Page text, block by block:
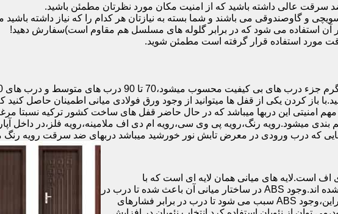
سرقت عالی داشته باشید که از امنیت مکان مورد نظرتان مطمئن باشید.
می باشند و شما بسته به نیازتان هر کدام را که نیاز داشته باشید
استفاده می شود که در برابر گلوله های مسلسل هم مقاوم است)سفارش دهید!
مورد استفاده قرار گرفته است مطمئن شوید.
باز کردن یکی از قفل ها میتوانید از وجود ورق فولادی میانی اطمینان حاصل کنید
امنیتی این دربها میباشد که در حال حاضر قفل های ساخت کشور ترکیه
های موجود در بازار در حالت کلی به 4 دسته تقسیم بندی میشود.رویه رنگ،رویه پی وی سی،رویه ام دی اف
که درب ورودی در معرض تابش نور خورشید میباشد دربهای ضد سرقت رویه رنگ
است.لایه های میانی همان لایه ای است که با
ABS،پوشانده می شود.لایه های انتهایی نیز از رویه ی پلاستیکی تشکیل شده اند.وجود ABS در ساختار میانی آن باعث شده تا درب در
برابر فشار و حرارت بالا،مقاومت و استحکام زیادی داشته باشد.علاوه براین،وجود ABS سبب می شود تا درب در برابر فشارهای